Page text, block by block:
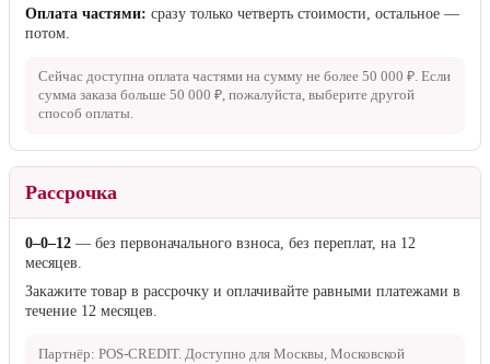
Оплата частями: сразу только четверть стоимости, остальное —
потом.
Сейчас доступна оплата частями на сумму не более 50 000 ₽. Если
сумма заказа больше 50 000 ₽, пожалуйста, выберите другой
способ оплаты.
Рассрочка
0–0–12 — без первоначального взноса, без переплат, на 12
месяцев.
Закажите товар в рассрочку и оплачивайте равными платежами в
течение 12 месяцев.
Партнёр: POS-CREDIT. Доступно для Москвы, Московской